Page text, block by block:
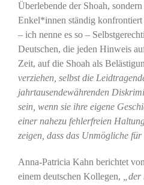
Überlebende der Shoah,
Enkel*innen ständig konfrontiert
– ich nenne es so –
Deutschen, die jeden Hinweis
Zeit, auf die Shoah als
verziehen, selbst die
jahrtausendewährenden
sein, wenn sie ihre eigene
einer nahezu fehlerfreien
zeigen, dass das Unmögliche
Anna-Patricia Kahn berichtet
einem deutschen Kollegen, „der